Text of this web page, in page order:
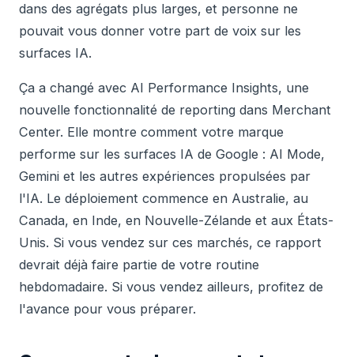
dans des agrégats plus larges, et personne ne
pouvait vous donner votre part de voix sur les
surfaces IA.
Ça a changé avec AI Performance Insights, une
nouvelle fonctionnalité de reporting dans Merchant
Center. Elle montre comment votre marque
performe sur les surfaces IA de Google : AI Mode,
Gemini et les autres expériences propulsées par
l'IA. Le déploiement commence en Australie, au
Canada, en Inde, en Nouvelle-Zélande et aux États-
Unis. Si vous vendez sur ces marchés, ce rapport
devrait déjà faire partie de votre routine
hebdomadaire. Si vous vendez ailleurs, profitez de
l'avance pour vous préparer.